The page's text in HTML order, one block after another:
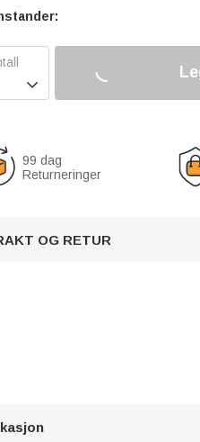

99 dag
Returneringer
OG RETUR